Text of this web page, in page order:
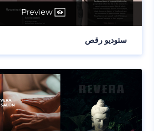
Preview
ستوديو رقص